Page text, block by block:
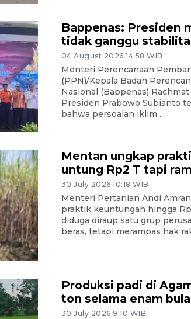
Bappenas: Presiden
tidak ganggu
04 August 2026 14:58 WIB
Menteri Perencanaan
(PPN)/Kepala Badan
Nasional (Bappenas)
Presiden Prabowo Subianto
bahwa persoalan iklim ...
Mentan ungkap
untung Rp2 T tapi
30 July 2026 10:18 WIB
Menteri Pertanian Andi
praktik keuntungan hingga
diduga diraup satu grup
beras, tetapi merampas hak
Produksi padi di
ton selama enam
30 July 2026 9:10 WIB